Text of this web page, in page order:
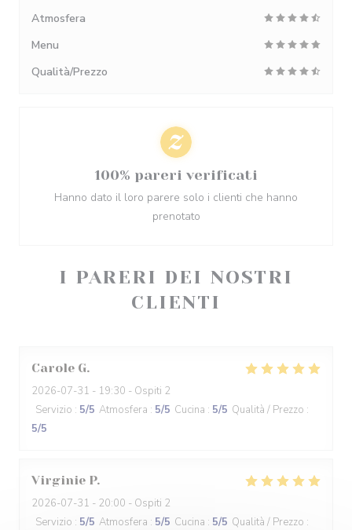
I PARERI DEI NOSTRI
CLIENTI
Carole G
2026-07-31 - 19:30 - Ospiti 2
Servizio : 5/5 Atmosfera : 5/5 Cucina : 5/5 Qualità / Prezzo :
5/5
Virginie P
2026-07-31 - 20:00 - Ospiti 2
Servizio : 5/5 Atmosfera : 5/5 Cucina : 5/5 Qualità / Prezzo :
Atmosfera
Menu
Qualità/Prezzo
100% pareri verificati
Hanno dato il loro parere solo i clienti che hanno
prenotato